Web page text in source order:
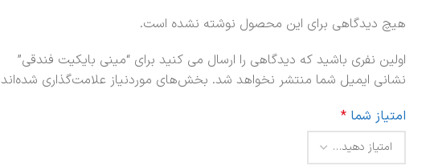
هیچ دیدگاهی برای این محصول نوشته نشده است.
اولین نفری باشید که دیدگاهی را ارسال می کنید برای “مینی بایکیت فندقی”
نشانی ایمیل شما منتشر نخواهد شد. بخش‌های موردنیاز علامت‌گذاری شده‌اند
امتیاز شما *